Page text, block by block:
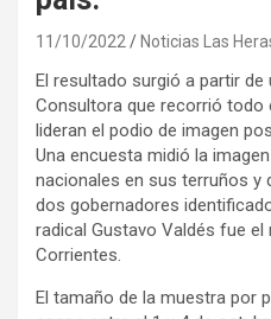
11/10/2022 Noticias Las
El resultado surgió a partir de
Consultora que recorrió todo
lideran el podio de imagen
Una encuesta midió la
nacionales en sus terruños y
dos gobernadores
radical Gustavo Valdés fue el
Corrientes.
El tamaño de la muestra por